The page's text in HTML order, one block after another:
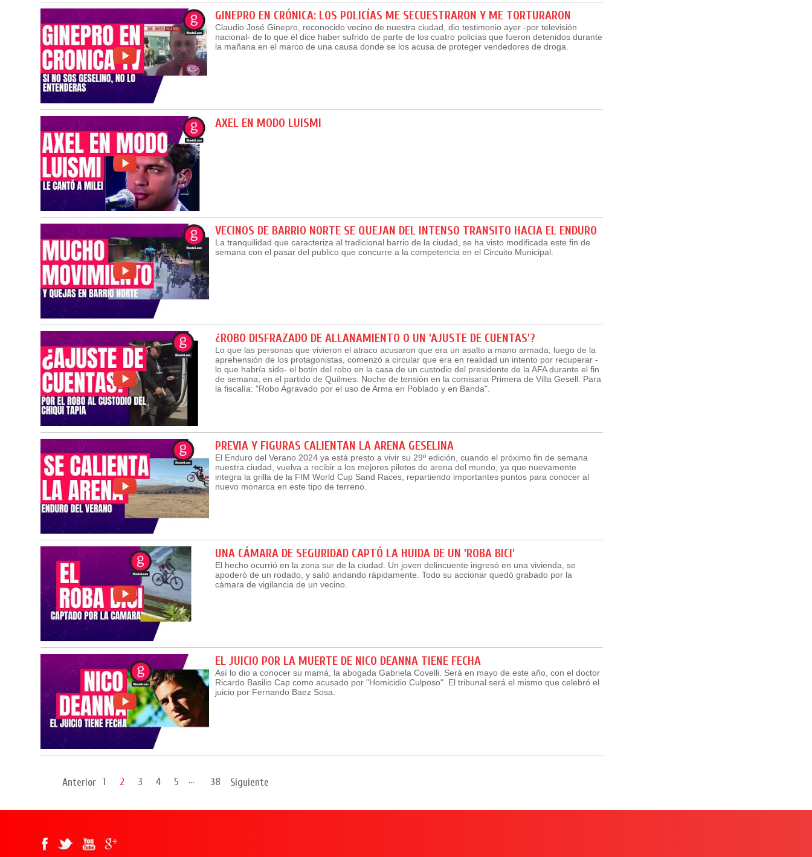
GINEPRO EN CRÓNICA: LOS POLICÍAS ME SECUESTRARON Y ME TORTURARON
Claudio José Ginepro, reconocido vecino de nuestra ciudad, dio testimonio ayer -por televisión
nacional- de lo que él dice haber sufrido de parte de los cuatro policías que fueron detenidos durante
la mañana en el marco de una causa donde se los acusa de proteger vendedores de droga.
AXEL EN MODO LUISMI
VECINOS DE BARRIO NORTE SE QUEJAN DEL INTENSO TRANSITO HACIA EL ENDURO
La tranquilidad que caracteriza al tradicional barrio de la ciudad, se ha visto modificada este fin de
semana con el pasar del publico que concurre a la competencia en el Circuito Municipal.
¿ROBO DISFRAZADO DE ALLANAMIENTO O UN 'AJUSTE DE CUENTAS'?
Lo que las personas que vivieron el atraco acusaron que era un asalto a mano armada; luego de la
aprehensión de los protagonistas, comenzó a circular que era en realidad un intento por recuperar -
lo que habría sido- el botín del robo en la casa de un custodio del presidente de la AFA durante el fin
de semana, en el partido de Quilmes. Noche de tensión en la comisaria Primera de Villa Gesell. Para
la fiscalía: "Robo Agravado por el uso de Arma en Poblado y en Banda".
PREVIA Y FIGURAS CALIENTAN LA ARENA GESELINA
El Enduro del Verano 2024 ya está presto a vivir su 29º edición, cuando el próximo fin de semana
nuestra ciudad, vuelva a recibir a los mejores pilotos de arena del mundo, ya que nuevamente
integra la grilla de la FIM World Cup Sand Races, repartiendo importantes puntos para conocer al
nuevo monarca en este tipo de terreno.
UNA CÁMARA DE SEGURIDAD CAPTÓ LA HUIDA DE UN 'ROBA BICI'
El hecho ocurrió en la zona sur de la ciudad. Un joven delincuente ingresó en una vivienda, se
apoderó de un rodado, y salió andando rápidamente. Todo su accionar quedó grabado por la
cámara de vigilancia de un vecino.
EL JUICIO POR LA MUERTE DE NICO DEANNA TIENE FECHA
Así lo dio a conocer su mamá, la abogada Gabriela Covelli. Será en mayo de este año, con el doctor
Ricardo Basilio Cap como acusado por "Homicidio Culposo". El tribunal será el mismo que celebró el
juicio por Fernando Baez Sosa.
Anterior 1 2 3 4 5 ... 38 Siguiente